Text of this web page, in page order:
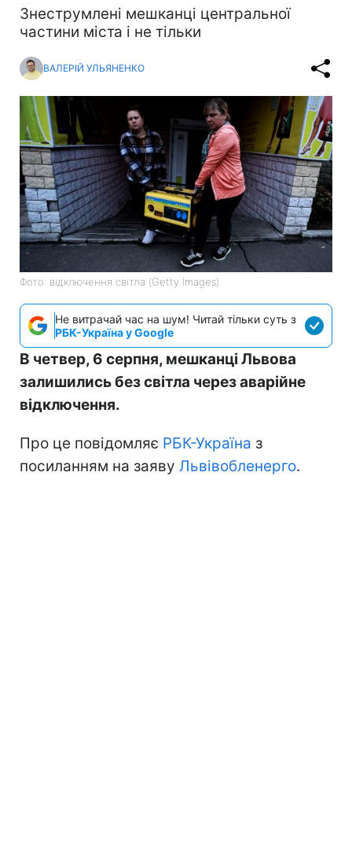
Знеструмлені мешканці центральної
частини міста і не тільки
ВАЛЕРІЙ УЛЬЯНЕНКО
Фото: відключення світла (Getty Images)
Не витрачай час на шум! Читай тільки суть з
РБК-Україна у Google
В четвер, 6 серпня, мешканці Львова
залишились без світла через аварійне
відключення.
Про це повідомляє РБК-Україна з
посиланням на заяву Львівобленерго.